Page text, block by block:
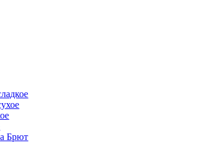
Брют